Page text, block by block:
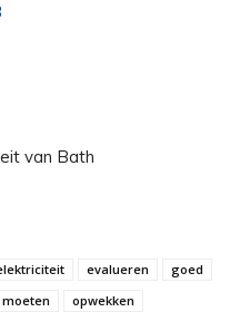
van Bath
evalueren
goed
moeten
opwekken